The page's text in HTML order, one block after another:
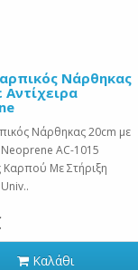
Νάρθηκας
Αντίχειρα
Νάρθηκας 20cm με
Neoprene AC-1015
Με Στήριξη
Καλάθι